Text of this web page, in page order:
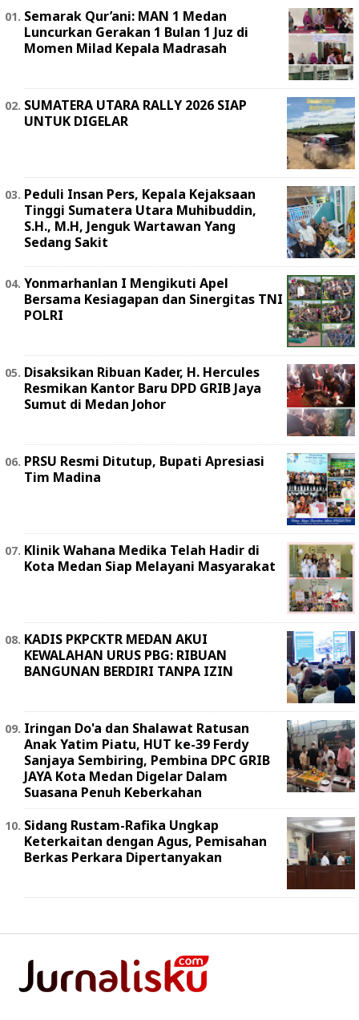
Semarak Qur’ani: MAN 1 Medan
Luncurkan Gerakan 1 Bulan 1 Juz di
Momen Milad Kepala Madrasah
SUMATERA UTARA RALLY 2026 SIAP
UNTUK DIGELAR
Peduli Insan Pers, Kepala Kejaksaan
Tinggi Sumatera Utara Muhibuddin,
S.H., M.H, Jenguk Wartawan Yang
Sedang Sakit
Yonmarhanlan I Mengikuti Apel
Bersama Kesiagapan dan Sinergitas TNI
POLRI
Disaksikan Ribuan Kader, H. Hercules
Resmikan Kantor Baru DPD GRIB Jaya
Sumut di Medan Johor
PRSU Resmi Ditutup, Bupati Apresiasi
Tim Madina
Klinik Wahana Medika Telah Hadir di
Kota Medan Siap Melayani Masyarakat
KADIS PKPCKTR MEDAN AKUI
KEWALAHAN URUS PBG: RIBUAN
BANGUNAN BERDIRI TANPA IZIN
Iringan Do'a dan Shalawat Ratusan
Anak Yatim Piatu, HUT ke-39 Ferdy
Sanjaya Sembiring, Pembina DPC GRIB
JAYA Kota Medan Digelar Dalam
Suasana Penuh Keberkahan
Sidang Rustam-Rafika Ungkap
Keterkaitan dengan Agus, Pemisahan
Berkas Perkara Dipertanyakan